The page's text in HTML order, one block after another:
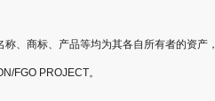
、商标、产品等均为其各自所有者的资产，
FGO PROJECT。